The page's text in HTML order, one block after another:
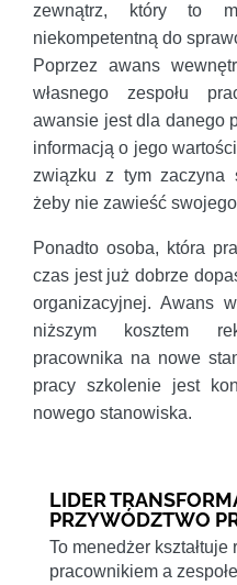
zewnątrz, który to
niekompetentną do
Poprzez awans
własnego zespołu
awansie jest dla danego
informacją o jego
związku z tym zaczyna
żeby nie zawieść
Ponadto osoba, która
czas jest już dobrze
organizacyjnej. Awans
niższym kosztem
pracownika na nowe
pracy szkolenie jest
nowego stanowiska.
LIDER
PRZYWÓDZTWO
To menedżer
pracownikiem a